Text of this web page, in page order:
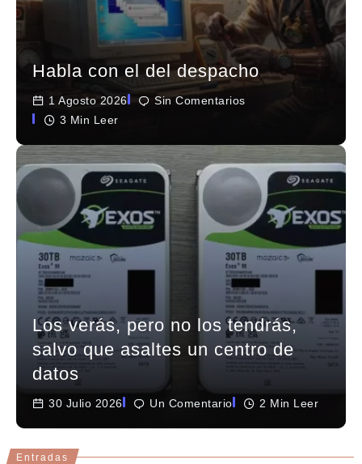
Habla con el del despacho
1 Agosto 2026
Sin Comentarios
3 Min Leer
Los verás, pero no los tendrás,
salvo que asaltes un centro de
datos
30 Julio 2026 Un Comentario 2 Min Leer
Entradas